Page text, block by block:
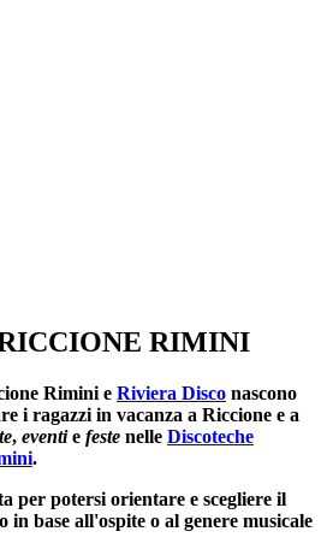
RIMINI
Rimini e Riviera Disco nascono
i ragazzi in vacanza a Riccione e a
, eventie feste nelle Discoteche
.
per potersi orientare e scegliere il
base all'ospite o al genere musicale